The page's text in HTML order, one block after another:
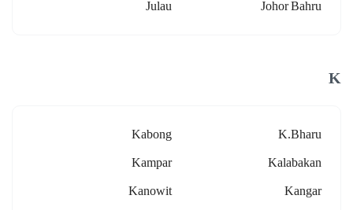
Johor Bahru
Julau
K
K.bharu
Kabong
Kalabakan
Kampar
Kangar
Kanowit